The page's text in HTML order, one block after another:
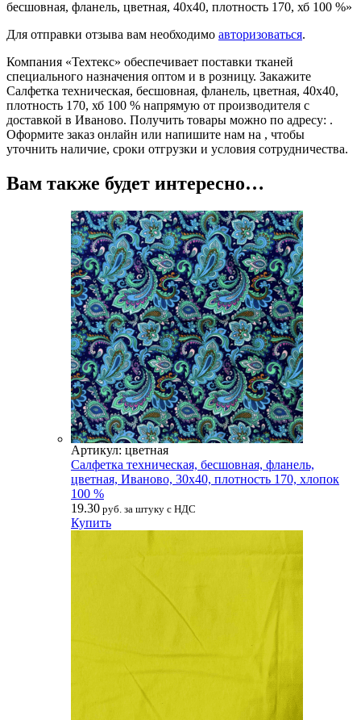
бесшовная, фланель, цветная, 40х40, плотность 170, хб 100 %»
Для отправки отзыва вам необходимо авторизоваться.
Компания «Техтекс» обеспечивает поставки тканей
специального назначения оптом и в розницу. Закажите
Салфетка техническая, бесшовная, фланель, цветная, 40х40,
плотность 170, хб 100 % напрямую от производителя с
доставкой в Иваново. Получить товары можно по адресу: .
Оформите заказ онлайн или напишите нам на , чтобы
уточнить наличие, сроки отгрузки и условия сотрудничества.
Вам также будет интересно…
Артикул: цветная
Салфетка техническая, бесшовная, фланель,
цветная, Иваново, 30х40, плотность 170, хлопок
100 %
19.30 руб. за штуку с НДС
Купить